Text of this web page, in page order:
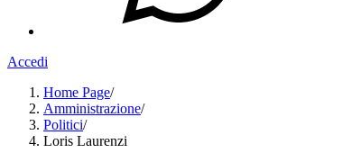
Accedi
Home Page/
Amministrazione/
Politici/
Loris Laurenzi